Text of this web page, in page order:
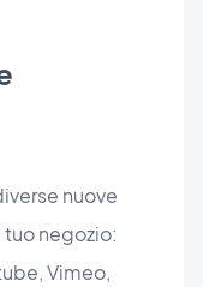
nuove
negozio:
Vimeo,